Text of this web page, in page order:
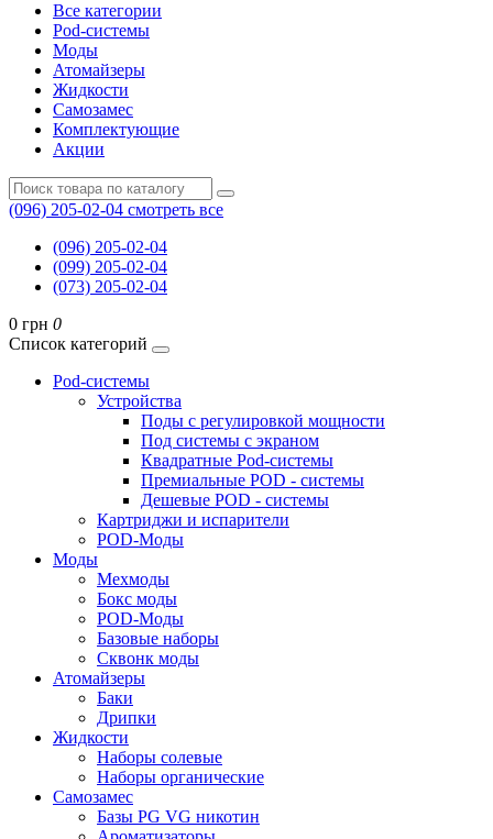
Все категории
Pod-системы
Моды
Атомайзеры
Жидкости
Самозамес
Комплектующие
Акции
(096) 205-02-04 смотреть все
(096) 205-02-04
(099) 205-02-04
(073) 205-02-04
0 грн 0
Список категорий
Pod-системы
Устройства
Поды с регулировкой мощности
Под системы с экраном
Квадратные Pod-системы
Премиальные POD - системы
Дешевые POD - системы
Картриджи и испарители
POD-Моды
Моды
Мехмоды
Бокс моды
POD-Моды
Базовые наборы
Сквонк моды
Атомайзеры
Баки
Дрипки
Жидкости
Наборы солевые
Наборы органические
Самозамес
Базы PG VG никотин